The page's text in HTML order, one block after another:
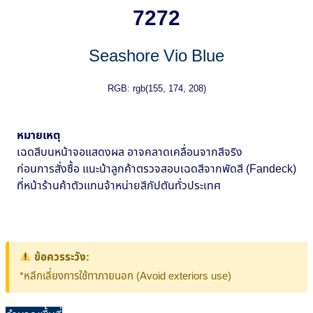
7272
Seashore Vio Blue
RGB: rgb(155, 174, 208)
หมายเหตุ
เฉดสีบนหน้าจอแสดงผล อาจคลาดเคลื่อนจากสีจริง
ก่อนการสั่งซื้อ แนะน้าลูกค้าตรวจสอบเฉดสีจากพัดสี (Fandeck)
ที่หน้าร้านค้าตัวแทนจ้าหน่ายสีกัปตันทั่วประเทศ
ข้อควรระวัง:
*หลีกเลี่ยงการใช้ทาภายนอก (Avoid exteriors use)